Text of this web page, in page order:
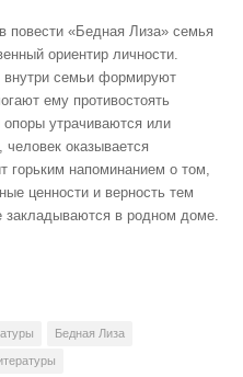
повести «Бедная Лиза» семья
ориентир личности.
внутри семьи формируют
ему противостоять
утрачиваются или
оказывается
напоминанием о том,
ценности и верность тем
закладываются в родном доме.
Бедная Лиза